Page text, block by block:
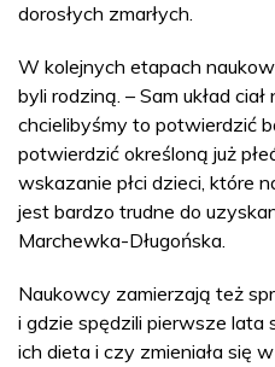
dorosłych zmarłych.
W kolejnych etapach
byli rodziną. – Sam układ
chcielibyśmy to potwierdzić
potwierdzić określoną już
wskazanie płci dzieci, które
jest bardzo trudne do
Marchewka-Długońska.
Naukowcy zamierzają też
i gdzie spędzili pierwsze lata
ich dieta i czy zmieniała się